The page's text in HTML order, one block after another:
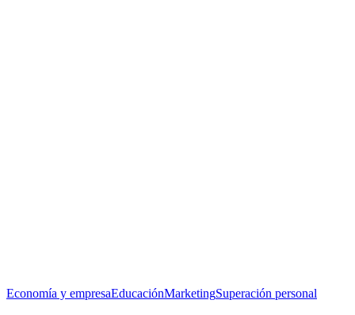
Economía y empresaEducaciónMarketingSuperación personal